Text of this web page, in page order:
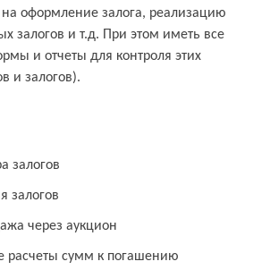
на оформление залога, реализацию
залогов и т.д. При этом иметь все
и отчеты для контроля этих
и залогов).
залогов
залогов
через аукцион
расчеты сумм к погашению